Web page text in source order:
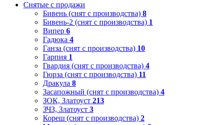
Снятые с продажи
Бивень (снят с производства) 8
Бивень-2 (снят с производства) 1
Випер 6
Гадюка 4
Ганза (снят с производства) 10
Гарпия 1
Гвардия (снят с производства) 4
Гюрза (снят с производства) 11
Дракула 8
Засапожный (снят с производства) 4
ЗОК, Златоуст 213
ЗЧЗ, Златоуст 3
Кореш (снят с производства) 2